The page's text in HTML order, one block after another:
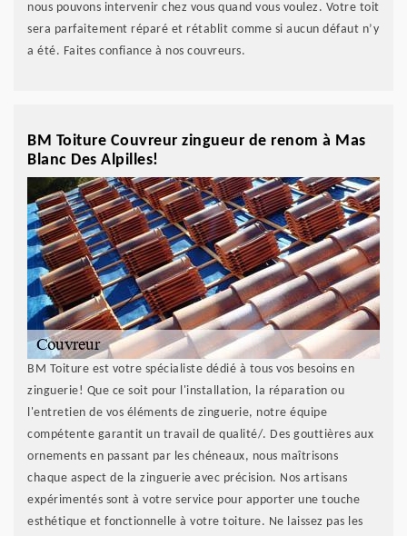
nous pouvons intervenir chez vous quand vous voulez. Votre toit
sera parfaitement réparé et rétablit comme si aucun défaut n’y
a été. Faites confiance à nos couvreurs.
BM Toiture Couvreur zingueur de renom à Mas
Blanc Des Alpilles!
BM Toiture est votre spécialiste dédié à tous vos besoins en
zinguerie! Que ce soit pour l'installation, la réparation ou
l'entretien de vos éléments de zinguerie, notre équipe
compétente garantit un travail de qualité/. Des gouttières aux
ornements en passant par les chéneaux, nous maîtrisons
chaque aspect de la zinguerie avec précision. Nos artisans
expérimentés sont à votre service pour apporter une touche
esthétique et fonctionnelle à votre toiture. Ne laissez pas les